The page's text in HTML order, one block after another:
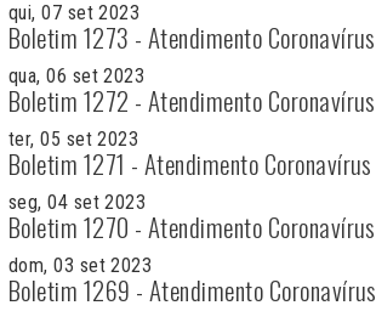
qui, 07 set 2023
Boletim 1273 - Atendimento Coronavírus
qua, 06 set 2023
Boletim 1272 - Atendimento Coronavírus
ter, 05 set 2023
Boletim 1271 - Atendimento Coronavírus
seg, 04 set 2023
Boletim 1270 - Atendimento Coronavírus
dom, 03 set 2023
Boletim 1269 - Atendimento Coronavírus